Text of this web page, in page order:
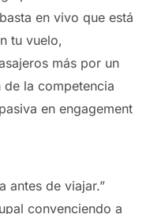
en vivo que está
tu vuelo,
más por un
la competencia
en engagement
antes de viajar.”
convenciendo a